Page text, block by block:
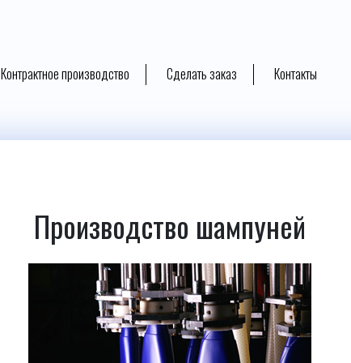
Контрактное производство Сделать заказ Контакты
Производство шампуней